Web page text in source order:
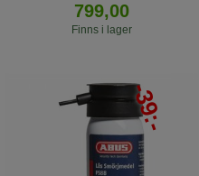
799,00
Finns i lager
-39:-